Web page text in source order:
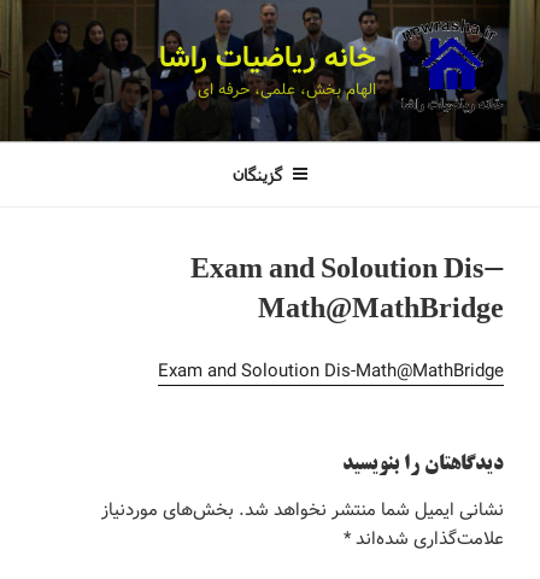
خانه ریاضیات راشا
الهام بخش، علمی، حرفه ای
گزینگان
Exam and Soloution Dis-
Math@MathBridge
Exam and Soloution Dis-Math@MathBridge
دیدگاهتان را بنویسید
نشانی ایمیل شما منتشر نخواهد شد. بخش‌های موردنیاز
علامت‌گذاری شده‌اند*